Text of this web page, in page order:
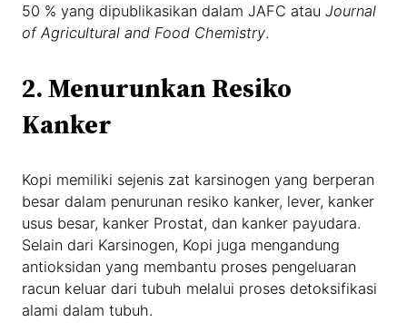
50 % yang dipublikasikan dalam JAFC atauJournal
of Agricultural and Food Chemistry.
2.Menurunkan Resiko
Kanker
Kopi memiliki sejenis zat karsinogen yang berperan
besar dalam penurunan resiko kanker, lever, kanker
usus besar, kanker Prostat, dan kanker payudara.
Selain dari Karsinogen, Kopi juga mengandung
antioksidan yang membantu proses pengeluaran
racun keluar dari tubuh melalui proses detoksifikasi
alami dalam tubuh.